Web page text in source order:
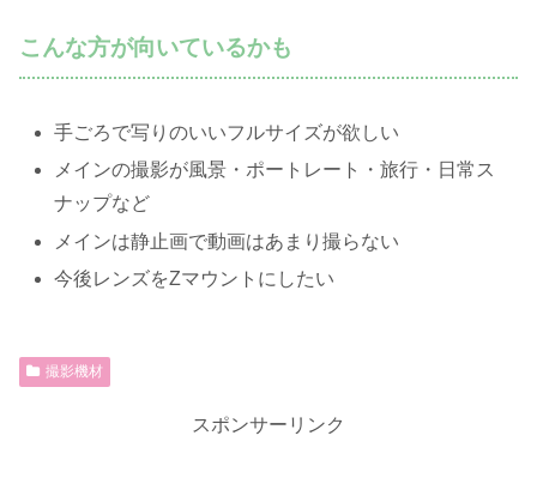
こんな方が向いているかも
手ごろで写りのいいフルサイズが欲しい
メインの撮影が風景・ポートレート・旅行・日常ス
ナップなど
メインは静止画で動画はあまり撮らない
今後レンズをZマウントにしたい
撮影機材
スポンサーリンク